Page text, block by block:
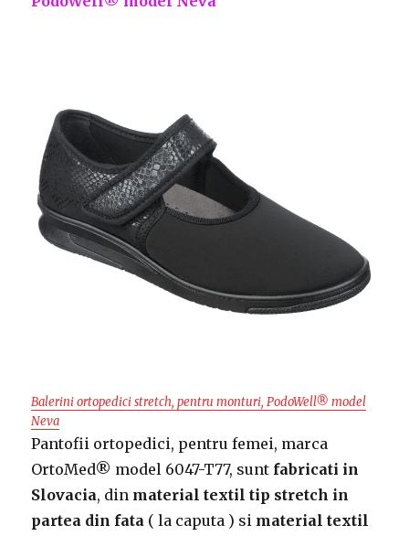
Balerini ortopedici stretch, pentru monturi, PodoWell® model
Neva
Pantofii ortopedici, pentru femei, marca
OrtoMed® model 6047-T77, sunt fabricati in
Slovacia, din material textil tip stretch in
partea din fata ( la caputa ) si material textil